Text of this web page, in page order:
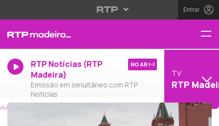
Entrar
RTP Notícias (RTP
Madeira)
Emissão em simultâneo com RTP
Notícias
NO AR
TV
RTP